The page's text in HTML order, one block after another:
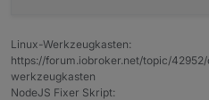
Linux-Werkzeugkasten:
https://forum.iobroker.net/topic/
werkzeugkasten
NodeJS Fixer Skript: